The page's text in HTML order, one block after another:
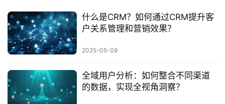
什么是CRM？如何通过CRM提升客
户关系管理和营销效果？
2025-05-09
全域用户分析：如何整合不同渠道
的数据，实现全视角洞察？